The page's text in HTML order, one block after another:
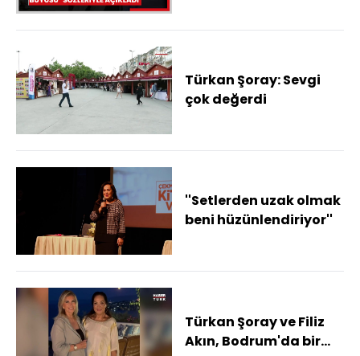
açıkladı
Türkan Şoray: Sevgi
çok değerdi
''Setlerden uzak olmak
beni hüzünlendiriyor''
Türkan Şoray ve Filiz
Akın, Bodrum'da bir